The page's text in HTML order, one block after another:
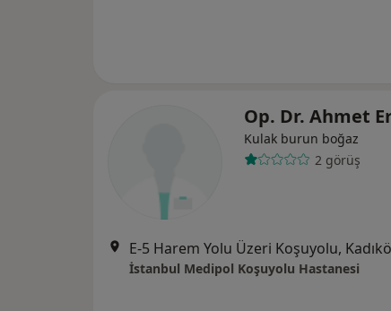
Op. Dr. Ahmet
Kulak burun boğaz
2 görüş
E-5 Harem Yolu Üzeri Koşuyolu,
İstanbul Medipol Koşuyolu Hastanesi